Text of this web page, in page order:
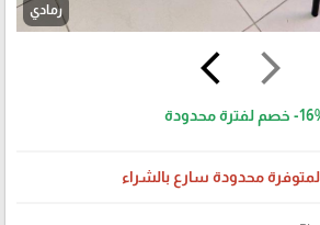
رمادي
arrow_forward_ios
arrow_back_ios
- خصم لفترة محدودة
محدودة سارع بالشراء